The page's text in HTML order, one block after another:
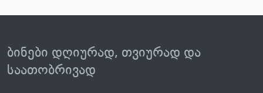
ბინები დღიურად, თვიურად და
საათობრივად